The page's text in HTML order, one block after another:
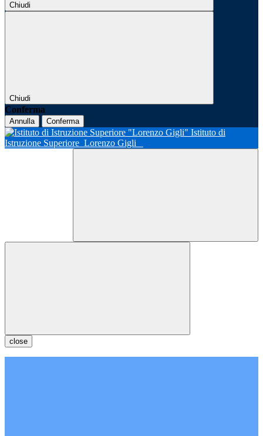
Chiudi
Chiudi
Conferma
Annulla Conferma
Istituto di
Istruzione Superiore Lorenzo Gigli
close